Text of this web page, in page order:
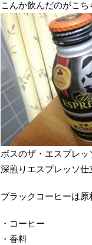
こんか飲んだのがこち
ボスのザ・エスプレッ
深煎りエスプレッソ
ブラックコーヒーは原
・コーヒー
・香料